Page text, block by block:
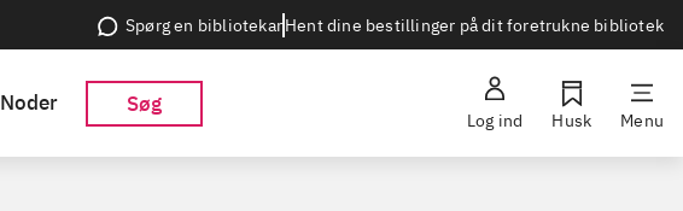
Spørg en bibliotekarHent dine bestillinger på dit foretrukne bibliotek
Noder Søg
Log ind Husk Menu